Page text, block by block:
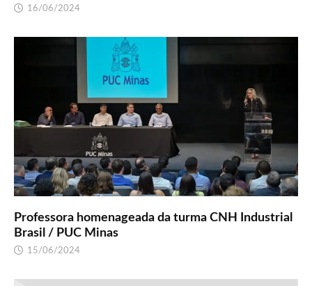
16/06/2024
Professora homenageada da turma CNH Industrial
Brasil / PUC Minas
15/06/2024